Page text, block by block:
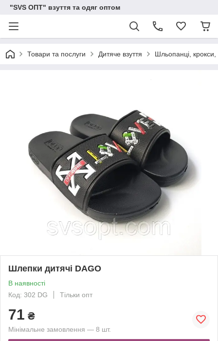
"SVS ОПТ" взуття та одяг оптом
Товари та послуги Дитяче взуття Шльопанці, крокси,
Шлепки дитячі DAGO
В наявності
Код: 302 DG
Тільки опт
71 ₴
Мінімальне замовлення — 8 шт.